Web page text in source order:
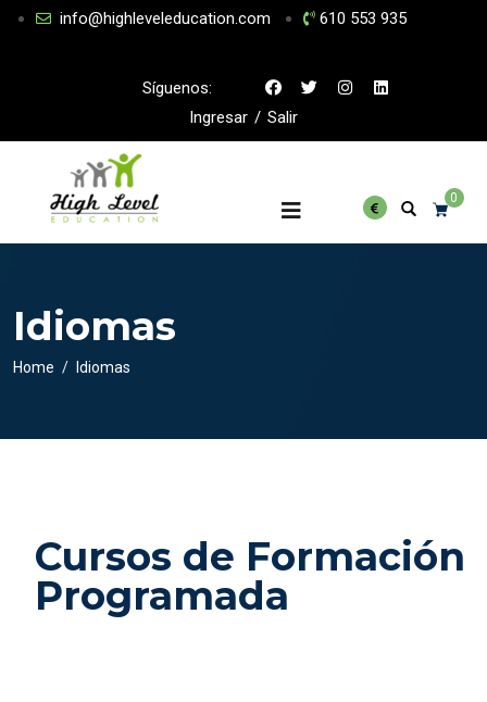
info@highleveleducation.com 610 553 935
Síguenos:
Ingresar / Salir
0
Idiomas
Home Idiomas
Cursos de Formación
Programada